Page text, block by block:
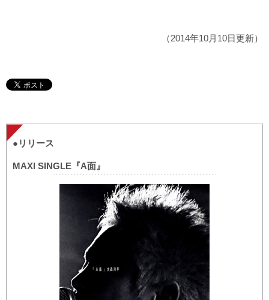
（2014年10月10日更新）
●リリース
MAXI SINGLE『A面』